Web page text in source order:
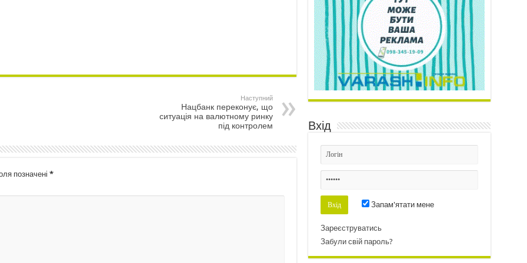
Наступний
Нацбанк переконує, що
ситуація на валютному ринку
під контролем
позначені *
Вхід
Запам'ятати мене
Зареєструватись
Забули свій пароль?